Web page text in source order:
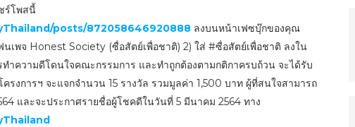
ร์โพสนี้
posts/872058646920888 ลงบนหน้าเฟซบุ๊กของคุณ
เพจ Honest Society (ซื่อสัตย์เพื่อชาติ) 2) ใส่ #ซื่อสัตย์เพื่อชาติ ลงใน
ความดีโดนใจคณะกรรมการ และทำถูกต้องตามกติกาครบถ้วน จะได้รับ
รงการฯ จะแจกจำนวน 15 รางวัล รวมมูลค่า 1,500 บาท ผู้ที่สนใจสามารถ
และจะประกาศรายชื่อผู้โชคดีในวันที่ 5 มีนาคม 2564 ทาง